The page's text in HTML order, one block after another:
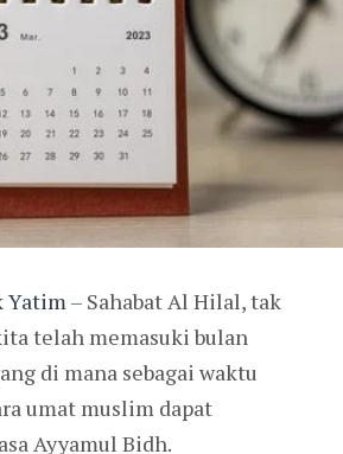
Yatim– Sahabat Al Hilal, tak
telah memasuki bulan
di mana sebagai waktu
umat muslim dapat
Ayyamul Bidh.